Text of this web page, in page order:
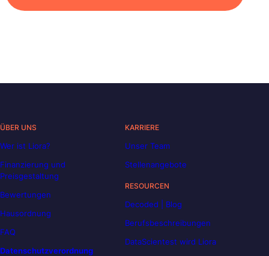
ÜBER UNS
Wer ist Liora?
Finanzierung und
Preisgestaltung
Bewertungen
Hausordnung
FAQ
Datenschutzverordnung
KARRIERE
Unser Team
Stellenangebote
RESOURCEN
Decoded | Blog
Berufsbeschreibungen
DataScientest wird Liora